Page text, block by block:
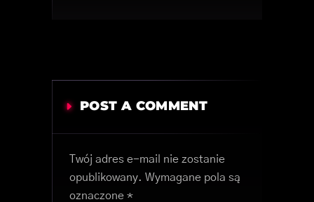
POST A COMMENT
Twój adres e-mail nie zostanie
opublikowany. Wymagane pola są
oznaczone *